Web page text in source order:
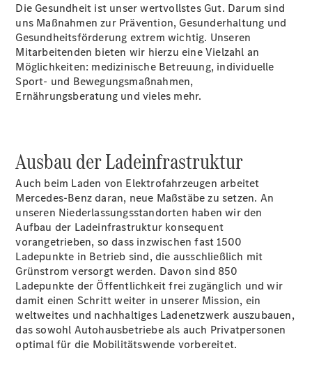
Übersicht
Kontakt
Probefahrt
Kontaktformular
Karriere
Unternehmens
News
Events
Elektromobilität
Unternehmens
Informationen
Die Gesundheit ist unser wertvollstes Gut. Darum sind
uns Maßnahmen zur Prävention, Gesunderhaltung und
Gesundheitsförderung extrem wichtig. Unseren
Mitarbeitenden bieten wir hierzu eine Vielzahl an
Möglichkeiten: medizinische Betreuung, individuelle
Sport- und Bewegungsmaßnahmen,
Ernährungsberatung und vieles mehr.
Ausbau der Ladeinfrastruktur
Auch beim Laden von Elektrofahrzeugen arbeitet
Mercedes-Benz daran, neue Maßstäbe zu setzen. An
unseren Niederlassungsstandorten haben wir den
Aufbau der Ladeinfrastruktur konsequent
vorangetrieben, so dass inzwischen fast 1500
Ladepunkte in Betrieb sind, die ausschließlich mit
Grünstrom versorgt werden. Davon sind 850
Ladepunkte der Öffentlichkeit frei zugänglich und wir
damit einen Schritt weiter in unserer Mission, ein
weltweites und nachhaltiges Ladenetzwerk auszubauen,
das sowohl Autohausbetriebe als auch Privatpersonen
optimal für die Mobilitätswende vorbereitet.